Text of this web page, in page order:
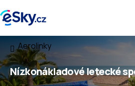
Aerolinky
Nízkonákladové letecké